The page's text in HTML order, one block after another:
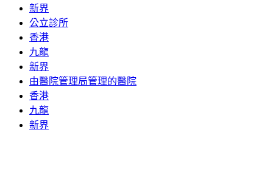
新界
公立診所
香港
九龍
新界
由醫院管理局管理的醫院
香港
九龍
新界